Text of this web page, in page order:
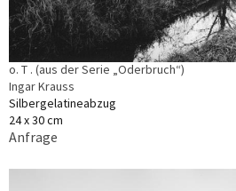
o. T . (aus der Serie „Oderbruch“)
Ingar Krauss
Silbergelatineabzug
24 x 30 cm
Anfrage